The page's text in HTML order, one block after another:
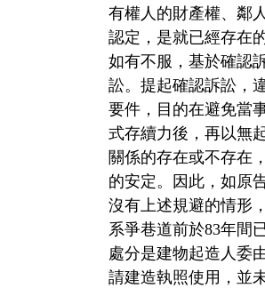
有權人的財產權、鄰
認定，是就已經存在
如有不服，基於確認
訟。提起確認訴訟，
要件，目的在避免當
式存續力後，再以無
關係的存在或不存在
的安定。因此，如原
沒有上述規避的情形
系爭巷道前於83年間
處分是建物起造人委
請建造執照使用，並